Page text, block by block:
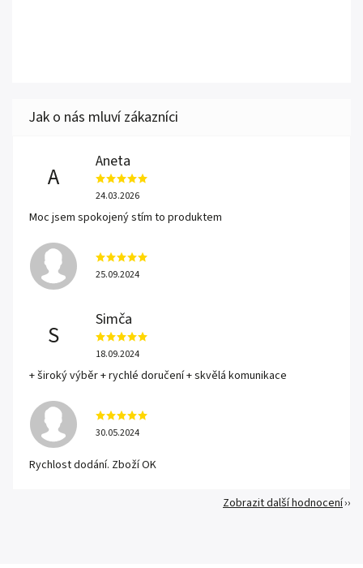
A
Aneta
24.03.2026
Moc jsem spokojený stím to produktem
25.09.2024
S
Simča
18.09.2024
+ široký výběr + rychlé doručení + skvělá komunikace
30.05.2024
Rychlost dodání. Zboží OK
Zobrazit další hodnocení